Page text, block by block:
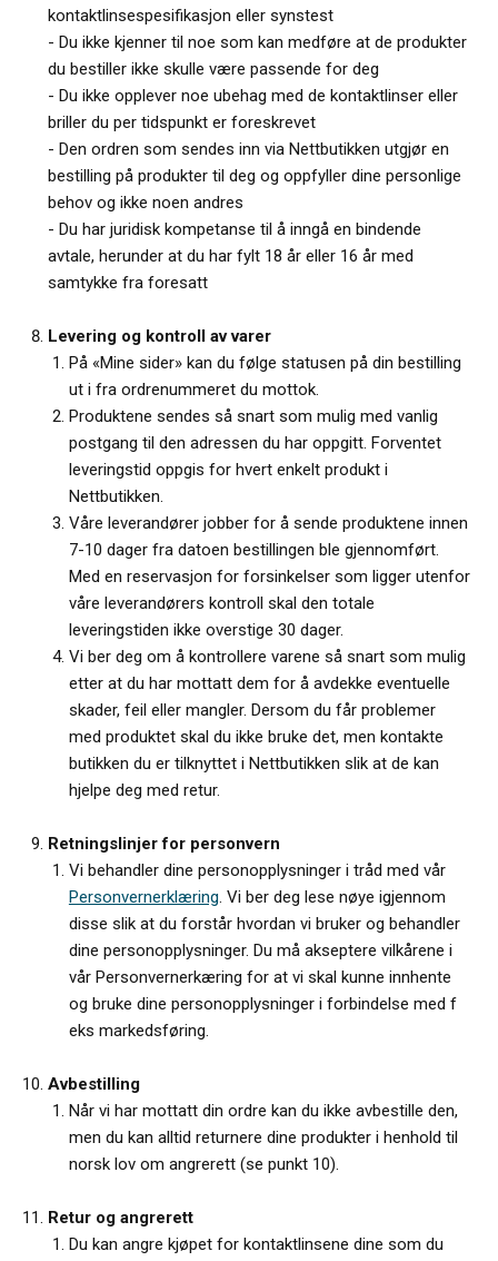
kontaktlinsespesifikasjon eller synstest
- Du ikke kjenner til noe som kan medføre at de produkter
du bestiller ikke skulle være passende for deg
- Du ikke opplever noe ubehag med de kontaktlinser eller
briller du per tidspunkt er foreskrevet
- Den ordren som sendes inn via Nettbutikken utgjør en
bestilling på produkter til deg og oppfyller dine personlige
behov og ikke noen andres
- Du har juridisk kompetanse til å inngå en bindende
avtale, herunder at du har fylt 18 år eller 16 år med
samtykke fra foresatt
Levering og kontroll av varer
På «Mine sider» kan du følge statusen på din bestilling
ut i fra ordrenummeret du mottok.
Produktene sendes så snart som mulig med vanlig
postgang til den adressen du har oppgitt. Forventet
leveringstid oppgis for hvert enkelt produkt i
Nettbutikken.
Våre leverandører jobber for å sende produktene innen
7-10 dager fra datoen bestillingen ble gjennomført.
Med en reservasjon for forsinkelser som ligger utenfor
våre leverandørers kontroll skal den totale
leveringstiden ikke overstige 30 dager.
Vi ber deg om å kontrollere varene så snart som mulig
etter at du har mottatt dem for å avdekke eventuelle
skader, feil eller mangler. Dersom du får problemer
med produktet skal du ikke bruke det, men kontakte
butikken du er tilknyttet i Nettbutikken slik at de kan
hjelpe deg med retur.
Retningslinjer for personvern
Vi behandler dine personopplysninger i tråd med vår
Personvernerklæring. Vi ber deg lese nøye igjennom
disse slik at du forstår hvordan vi bruker og behandler
dine personopplysninger. Du må akseptere vilkårene i
vår Personvernerkæring for at vi skal kunne innhente
og bruke dine personopplysninger i forbindelse med f
eks markedsføring.
Avbestilling
Når vi har mottatt din ordre kan du ikke avbestille den,
men du kan alltid returnere dine produkter i henhold til
norsk lov om angrerett (se punkt 10).
Retur og angrerett
Du kan angre kjøpet for kontaktlinsene dine som du